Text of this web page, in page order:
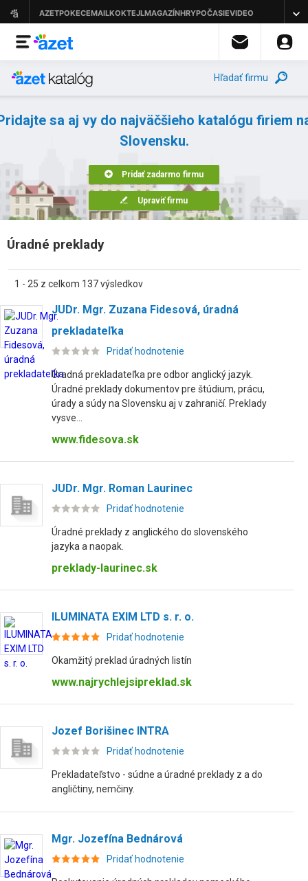
Hľadať firmu
sa aj vy do najväčšieho katalógu firiem
Slovensku.
Pridať zadarmo firmu
Upraviť firmu
Úradné preklady
1 - 25 z celkom 137 výsledkov
JUDr. Mgr. Zuzana Fidesová, úradná
prekladateľka
Pridať hodnotenie
Úradná prekladateľka pre odbor anglický jazyk.
Úradné preklady dokumentov pre štúdium, prácu,
úrady a súdy na Slovensku aj v zahraničí. Preklady
vysve...
www.fidesova.sk
JUDr. Mgr. Roman Laurinec
Pridať hodnotenie
Úradné preklady z anglického do slovenského
jazyka a naopak.
preklady-laurinec.sk
ILUMINATA EXIM LTD s. r. o.
Pridať hodnotenie
Okamžitý preklad úradných listín
www.najrychlejsipreklad.sk
Jozef Borišinec INTRA
Pridať hodnotenie
Prekladateľstvo - súdne a úradné preklady z a do
angličtiny, nemčiny.
Mgr. Jozefína Bednárová
Pridať hodnotenie